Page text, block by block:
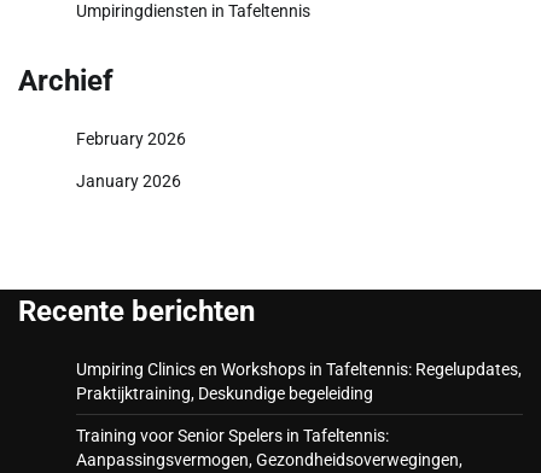
Umpiringdiensten in Tafeltennis
Archief
February 2026
January 2026
Recente berichten
Umpiring Clinics en Workshops in Tafeltennis: Regelupdates,
Praktijktraining, Deskundige begeleiding
Training voor Senior Spelers in Tafeltennis:
Aanpassingsvermogen, Gezondheidsoverwegingen,